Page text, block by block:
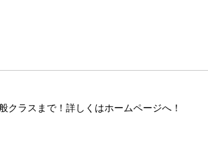
クラスまで！詳しくはホームページへ！